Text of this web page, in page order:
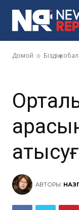
Домой Біздің
АВТОРЫ: